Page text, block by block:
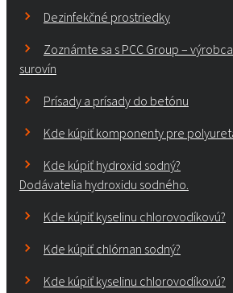
Dezinfekčné prostriedky
Zoznámte sa s PCC Group –
surovín
Prísady a prísady do betónu
Kde kúpiť komponenty pre
Kde kúpiť hydroxid sodný?
Dodávatelia hydroxidu sodného.
Kde kúpiť kyselinu chlorovodíkovú?
Kde kúpiť chlórnan sodný?
Kde kúpiť kyselinu chlorovodíkovú?